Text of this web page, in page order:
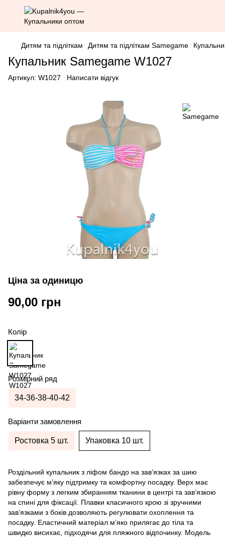
Дитям та підліткам Дитям та підліткам Samegame
Купальник Samegame W1027
Артикул: W1027 Написати відгук
Ціна за одиницю
90,00 грн
Колір
Розмірний ряд
34-36-38-40-42
Варіанти замовлення
Ростовка 5 шт. Упаковка 10 шт.
Роздільний купальник з ліфом бандо на зав’язках за шию
забезпечує м’яку підтримку та комфортну посадку. Верх має
рівну форму з легким збиранням тканини в центрі та зав’язкою
на спині для фіксації. Плавки класичного крою зі зручними
зав’язками з боків дозволяють регулювати охоплення та
посадку. Еластичний матеріал м’яко прилягає до тіла та
швидко висихає, підходячи для пляжного відпочинку. Модель